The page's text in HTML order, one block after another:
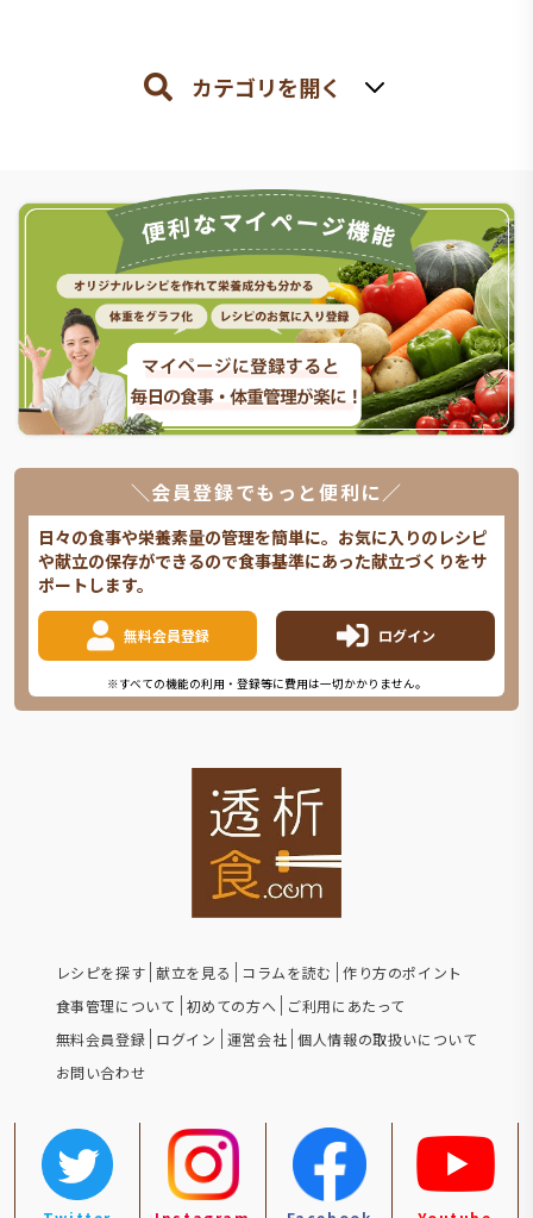
カテゴリを開く
＼会員登録でもっと便利に／
日々の食事や栄養素量の管理を簡単に。お気に入りのレシピ
や献立の保存ができるので食事基準にあった献立づくりをサ
ポートします。
無料会員登録 ログイン
※すべての機能の利用・登録等に費用は一切かかりません。
レシピを探す 献立を見る コラムを読む
作り方のポイント
食事管理について
初めての方へ
ご利用にあたって
無料会員登録 ログイン 運営会社 個人情報の取扱いについて
お問い合わせ